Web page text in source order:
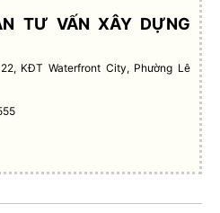
TƯ VẤN XÂY DỰNG
KĐT Waterfront City, Phường Lê